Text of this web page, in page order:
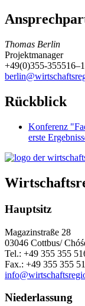
Thomas Berlin
Projektmanager
+49(0)355-
Rückblick
Konferenz
erste
Hauptsitz
Magazinstraße 28
03046 Cottbus/
Tel.: +49 355 355
Fax.: +49 355 355
Niederlassung